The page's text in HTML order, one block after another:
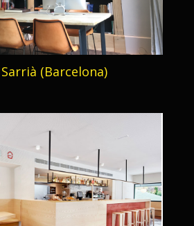
Sarrià (Barcelona)